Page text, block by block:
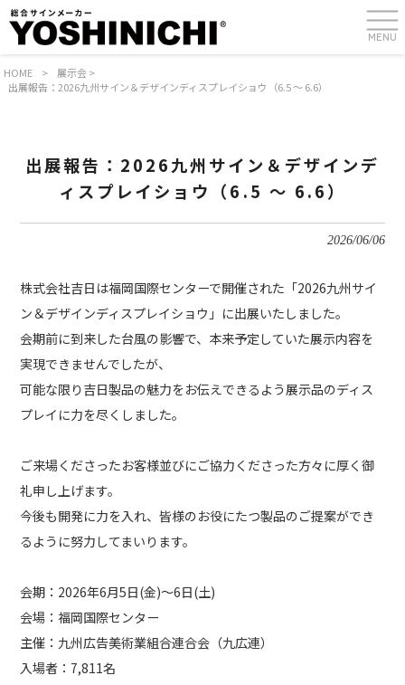
MENU
HOME > 展示会>
出展報告：2026九州サイン＆デザインディスプレイショウ（6.5 ～ 6.6）
出展報告：2026九州サイン＆デザインデ
ィスプレイショウ（6.5 ～ 6.6）
2026/06/06
株式会社吉日は福岡国際センターで開催された「2026九州サイ
ン＆デザインディスプレイショウ」に出展いたしました。
会期前に到来した台風の影響で、本来予定していた展示内容を
実現できませんでしたが、
可能な限り吉日製品の魅力をお伝えできるよう展示品のディス
プレイに力を尽くしました。
ご来場くださったお客様並びにご協力くださった方々に厚く御
礼申し上げます。
今後も開発に力を入れ、皆様のお役にたつ製品のご提案ができ
るように努力してまいります。
会期：2026年6月5日(金)〜6日(土)
会場：福岡国際センター
主催：九州広告美術業組合連合会（九広連）
入場者：7,811名